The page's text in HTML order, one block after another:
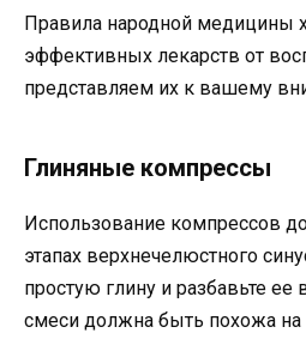
Правила народной медицины
эффективных лекарств от
представляем их к вашему
Глиняные компрессы
Использование компрессов
этапах верхнечелюстного
простую глину и разбавьте ее
смеси должна быть похожа на